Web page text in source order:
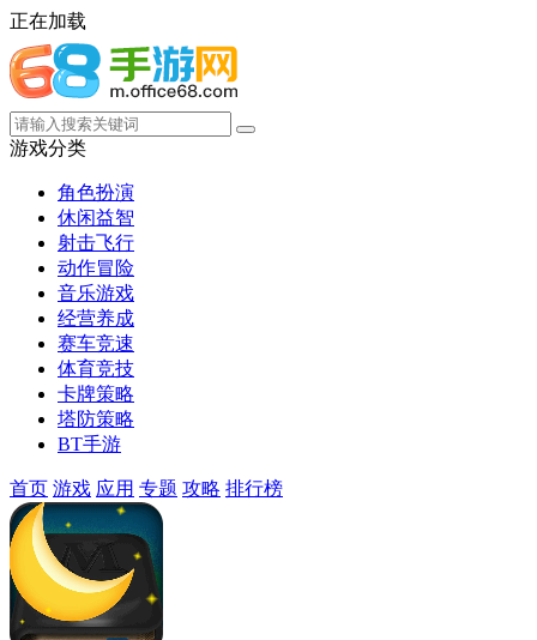
正在加载
游戏分类
角色扮演
休闲益智
射击飞行
动作冒险
音乐游戏
经营养成
赛车竞速
体育竞技
卡牌策略
塔防策略
BT手游
首页 游戏 应用 专题 攻略 排行榜